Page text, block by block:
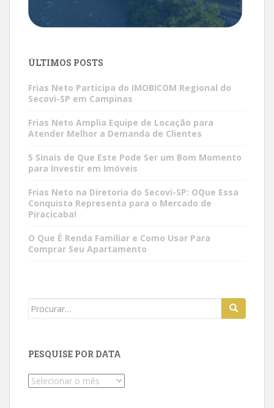
ÚLTIMOS POSTS
Frias Neto Participa do IMOBICOM Regional do
Secovi-SP em Campinas
Frias Neto Amplia Equipe de Locação para
Atender Melhor a Demanda de Clientes
5 Sinais de Que Este Pode Ser um Bom Momento
para Investir em Imóveis
Frias Neto na Diretoria do Secovi-SP: OQue Essa
Conquista Representa para o Mercado de
Piracicaba!
O Que É Renda Familiar e Como Usar Para
Comprar Seu Apartamento
Search
PESQUISE POR DATA
Pesquise